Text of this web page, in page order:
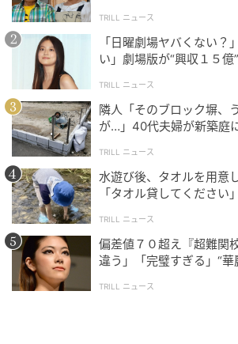
露出を抑え、素材の豪華さやシアー
を出した上品なドレスを、なんと7年
ゃんが着用！
TRILL ニュース
「日曜劇場ヤバくない？
い」劇場版が“興収１５億
TRILL ニュース
隣人「そのブロック塀、
が…」40代夫婦が新築庭
TRILL ニュース
水遊び後、タオルを用
「タオル貸してください
TRILL ニュース
偏差値７０超え『超難関
違う」「完璧すぎる」“華
TRILL ニュース